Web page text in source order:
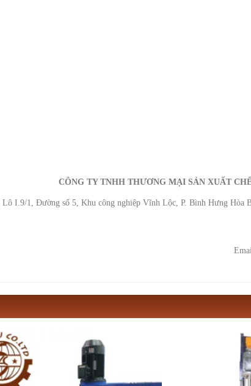
CÔNG TY TNHH THƯƠNG MẠI SẢN XUẤT
Lô I.9/1, Đường số 5, Khu công nghiệp Vĩnh Lộc, P. Bình Hưng Hòa